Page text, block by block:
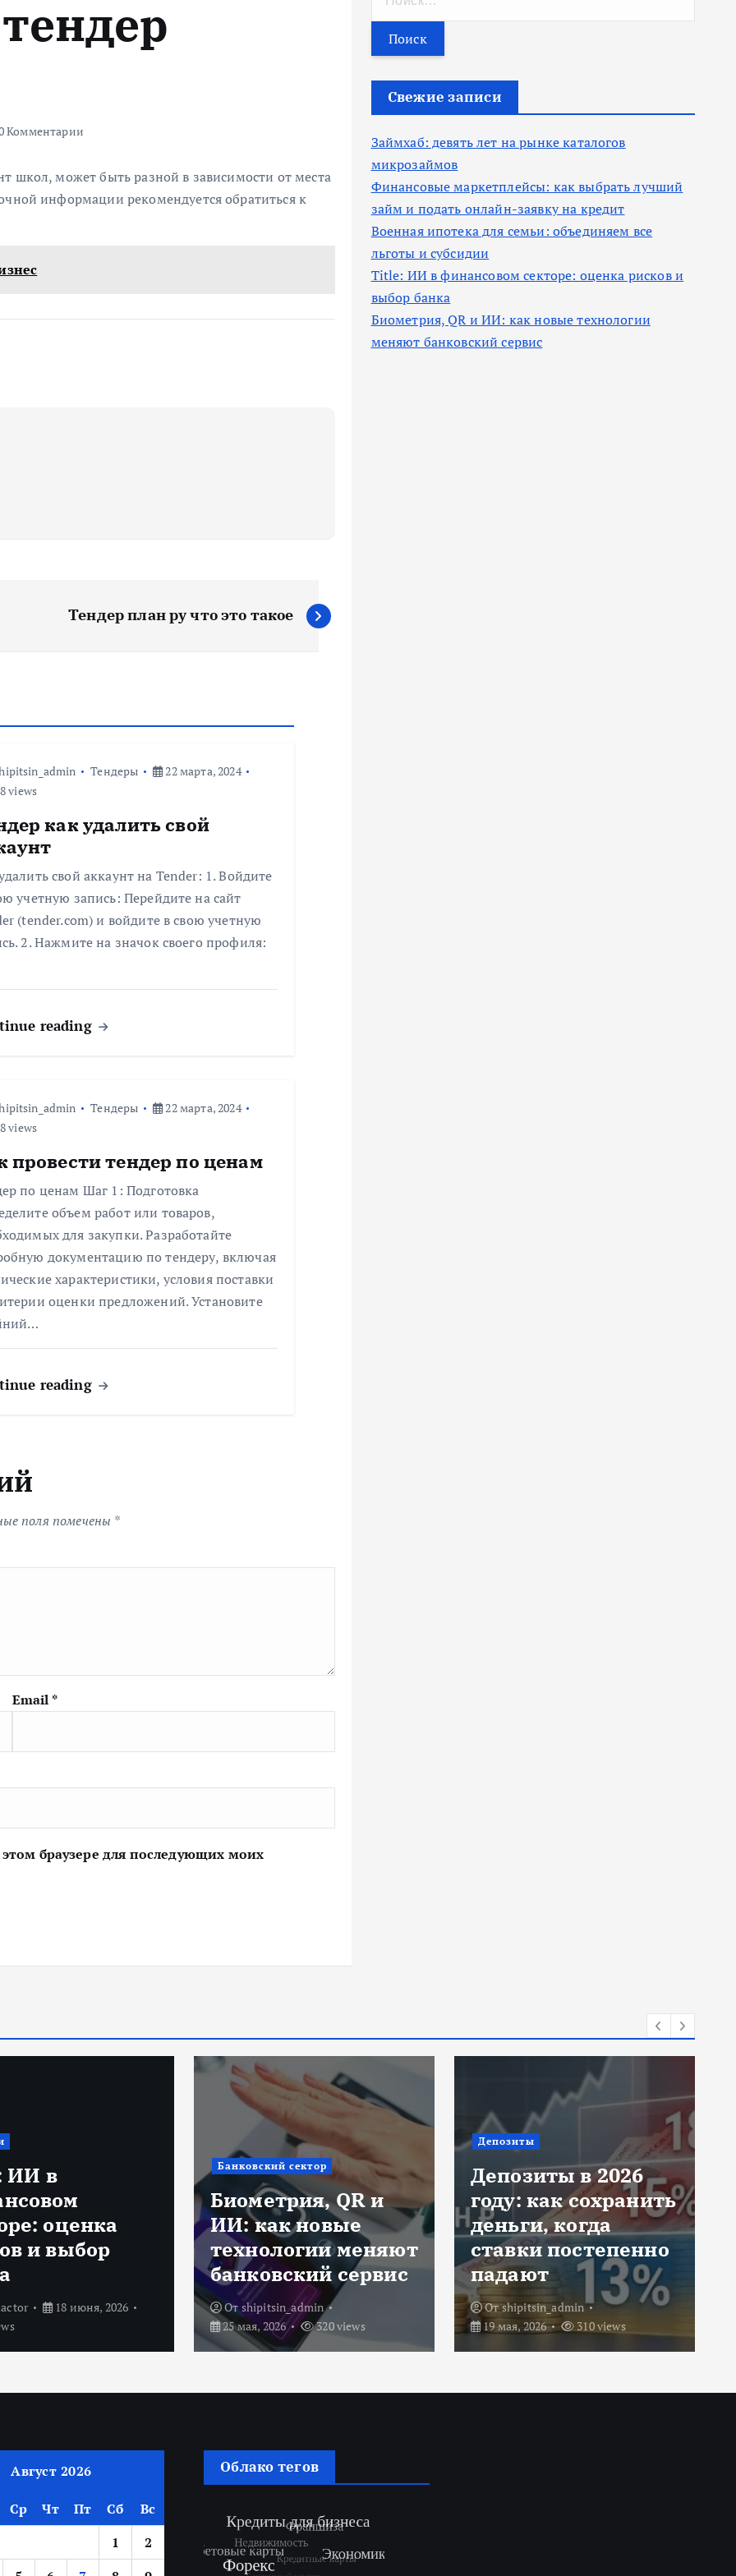
Комментарии
школ, может быть разной в зависимости от места
информации рекомендуется обратиться к
Тендер план ру что это такое
Тендеры
22 марта, 2024
views
как удалить свой
свой аккаунт на Tender: 1. Войдите
учетную запись: Перейдите на сайт
(tender.com) и войдите в свою учетную
2. Нажмите на значок своего профиля:
reading
Тендеры
22 марта, 2024
views
провести тендер по ценам
по ценам Шаг 1: Подготовка
объем работ или товаров,
для закупки. Разработайте
документацию по тендеру, включая
характеристики, условия поставки
оценки предложений. Установите
reading
поля помечены *
Email *
браузере для последующих моих
т
и
Свежие записи
Займхаб: девять лет на рынке каталогов
микрозаймов
Финансовые маркетплейсы: как выбрать лучший
займ и подать онлайн-заявку на кредит
Военная ипотека для семьи: объединяем все
льготы и субсидии
Title: ИИ в финансовом секторе: оценка рисков и
выбор банка
Биометрия, QR и ИИ: как новые технологии
меняют банковский сервис
сектор
QR и
новые
меняют
сервис
Депозиты в 2026
году: как сохранить
деньги, когда
ставки постепенно
падают
От shipitsin_admin
19 мая, 2026
310 views
Кредиты для бизнеса
Займхаб: девять
лет на рынке
каталогов
микрозаймов
Отshipitsin_admin
7 августа, 2026
7 views
Август 2026
Ср Чт Пт Сб
Вс
1
2
Облако тегов